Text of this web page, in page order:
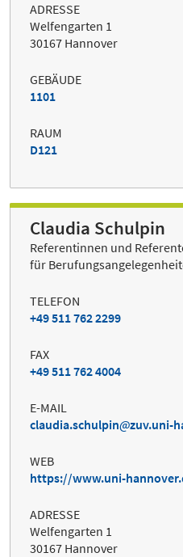
ADRESSE
Welfengarten 1
30167 Hannover
GEBÄUDE
1101
RAUM
D121
Claudia Schulpin
Referentinnen und
für
TELEFON
+49 511 762 2299
FAX
+49 511 762 4004
E-MAIL
claudia.schulpin
zuv.uni-
WEB
https://www.uni-
ADRESSE
Welfengarten 1
30167 Hannover